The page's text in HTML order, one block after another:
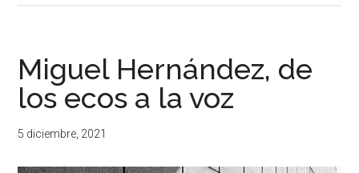
Miguel Hernández, de
los ecos a la voz
5 diciembre, 2021